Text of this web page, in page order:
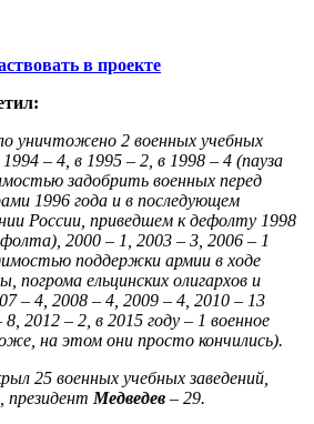
в проекте
уничтожено 2 военных учебных
– 4, в 1995 – 2, в 1998 – 4 (пауза
задобрить военных перед
1996 года и в последующем
России, приведшем к дефолту 1998
2000 – 1, 2003 – 3, 2006 – 1
поддержки армии в ходе
погрома ельцинских олигархов и
– 4, 2008 – 4, 2009 – 4, 2010 – 13
2012 – 2, в 2015 году – 1 военное
на этом они просто кончились).
25 военных учебных заведений,
президент Медведев – 29.